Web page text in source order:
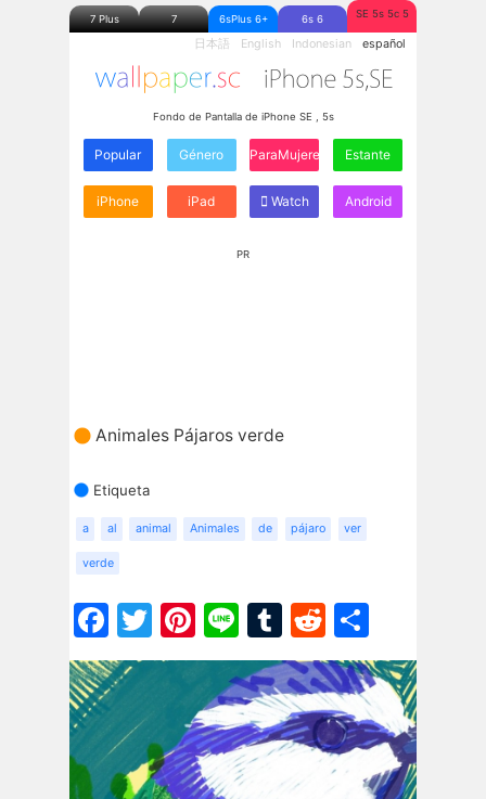
7 Plus 7 6sPlus 6+ 6s 6 SE 5s 5c 5
日本語 English Indonesian español
Fondo de Pantalla de iPhone SE , 5s
Popular Género ParaMujeres Estante
iPhone iPad Watch Android
PR
Animales Pájaros verde
Etiqueta
a al animal Animales de pájaro ver
verde
Facebook
Twitter
Pinterest
LineTumblr
Reddit